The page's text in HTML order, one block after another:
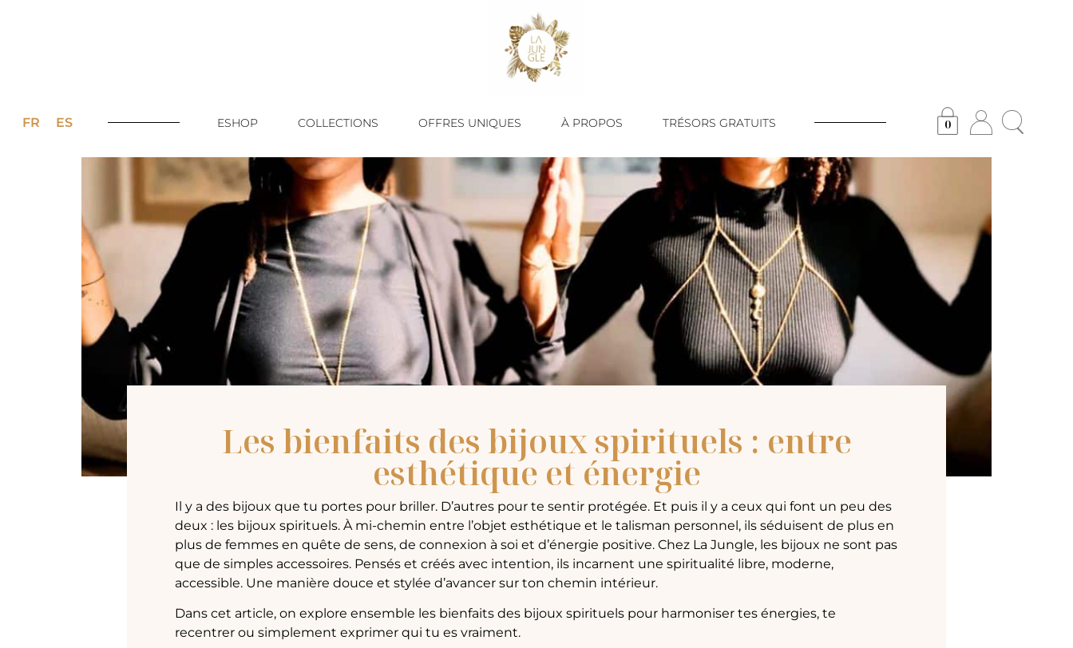
FR ES ESHOP COLLECTIONS OFFRES UNIQUES À PROPOS TRÉSORS GRATUITS 0
Les bienfaits des bijoux spirituels : entre
esthétique et énergie
Il y a des bijoux que tu portes pour briller. D’autres pour te sentir protégée. Et puis il y a ceux qui font un peu des
deux : les bijoux spirituels. À mi-chemin entre l’objet esthétique et le talisman personnel, ils séduisent de plus en
plus de femmes en quête de sens, de connexion à soi et d’énergie positive. Chez La Jungle, les bijoux ne sont pas
que de simples accessoires. Pensés et créés avec intention, ils incarnent une spiritualité libre, moderne,
accessible. Une manière douce et stylée d’avancer sur ton chemin intérieur.
Dans cet article, on explore ensemble les bienfaits des bijoux spirituels pour harmoniser tes énergies, te
recentrer ou simplement exprimer qui tu es vraiment.